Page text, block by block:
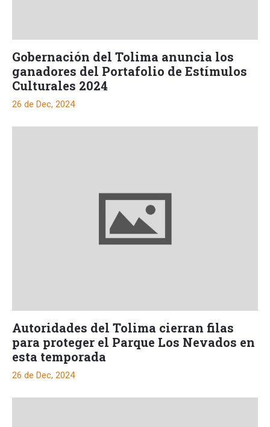
Gobernación del Tolima anuncia los
ganadores del Portafolio de Estímulos
Culturales 2024
26 de Dec, 2024
Autoridades del Tolima cierran filas
para proteger el Parque Los Nevados en
esta temporada
26 de Dec, 2024